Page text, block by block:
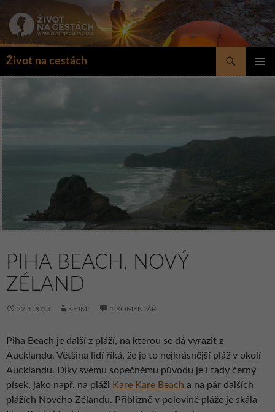
obsahu
Život na cestách
Hledat
PIHA BEACH, NOVÝ
ZÉLAND
22.4.2013 KEJML 1 KOMENTÁŘ
Piha Beach je další z pláží, na kterou se dá vyrazit z
Aucklandu. Většina lidí říká, že je to nejkrásnější pláž v okolí
Aucklandu. Díky svému sopečnému původu je i tady černý
písek, jako např. na pláži Kare Kare Beach a na pár dalších
plážích Nového Zélandu. Přibližně v polovině pláže je skála